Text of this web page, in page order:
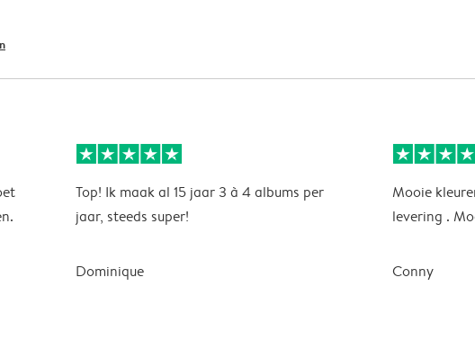
Top! Ik maak al 15 jaar 3 à 4 albums per
jaar, steeds super!
Dominique
Mooie
levering .
Conny